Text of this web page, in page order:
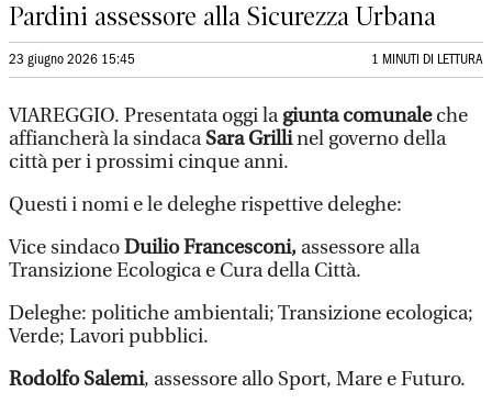
Pardini assessore alla Sicurezza Urbana
23 giugno 2026 15:45 1 MINUTI DI LETTURA
VIAREGGIO. Presentata oggi lagiunta comunaleche
affiancherà la sindacaSara Grillinel governo della
città per i prossimi cinque anni.
Questi i nomi e le deleghe rispettive deleghe:
Vice sindacoDuilio Francesconi, assessore alla
Transizione Ecologica e Cura della Città.
Deleghe: politiche ambientali; Transizione ecologica;
Verde; Lavori pubblici.
Rodolfo Salemi, assessore allo Sport, Mare e Futuro.